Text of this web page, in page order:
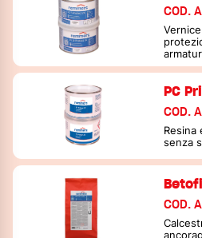
COD.
PC
COD.
Resina
senza
COD.